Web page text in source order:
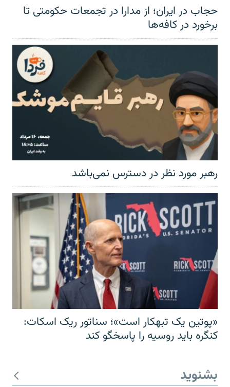
حجاب در ایران؛ از مدارا در تجمعات حکومتی تا
برخورد در کافه‌ها
رهبر مورد نظر در دسترس نمی‌باشد
«پوتین یک تبهکار است»؛ سناتور ریک اسکات:
کنگره باید روسیه را پاسخگو کند
بشنوید